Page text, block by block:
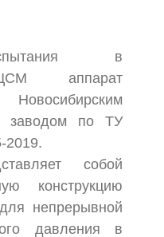
в
аппарат
заводом по ТУ
2019.
собой
конструкцию
непрерывной
давления в